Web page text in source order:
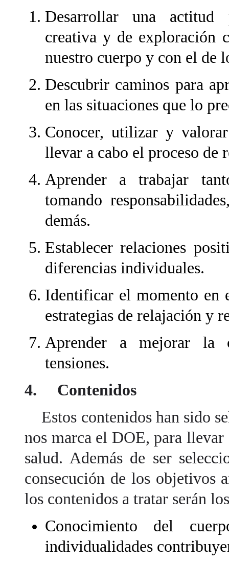
Desarrollar una actitud
creativa y de exploración
nuestro cuerpo y con el de
Descubrir caminos para
en las situaciones que lo
Conocer, utilizar y
llevar a cabo el proceso de
Aprender a trabajar
tomando
demás.
Establecer relaciones
diferencias individuales.
Identificar el momento en
estrategias de relajación y
Aprender a mejorar la
tensiones.
4. Contenidos
Estos contenidos han sido
nos marca el DOE, para
salud. Además de ser
consecución de los objetivos
los contenidos a tratar serán
Conocimiento del
individualidades